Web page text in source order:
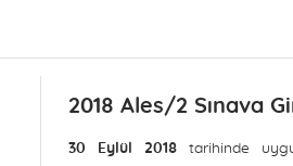
2018 Ales/2 Sınava
30 Eylül 2018 tarihinde